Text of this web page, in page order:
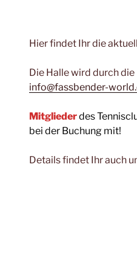
Hier findet Ihr die
Die Halle wird durch
info@fassbender-
Mitgliederdes
bei der Buchung mit!
Details findet Ihr auch